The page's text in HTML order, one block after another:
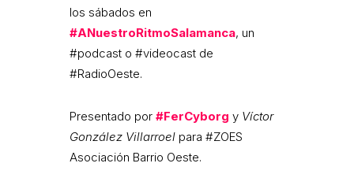
los sábados en
#ANuestroRitmoSalamanca, un
#podcast o #videocast de
#RadioOeste.
Presentado por #FerCyborg y Víctor
González Villarroel para #ZOES
Asociación Barrio Oeste.